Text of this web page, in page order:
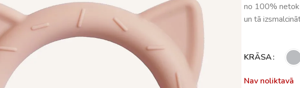
no 100%
un tā
KRĀSA
Nav noliktavā